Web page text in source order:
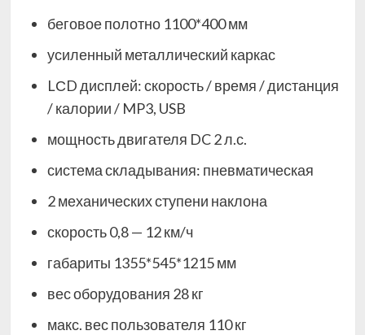
беговое полотно 1100*400 мм
усиленный металлический каркас
LСD дисплей: скорость / время / дистанция
/ калории / MP3, USB
мощность двигателя DC 2 л.с.
система складывания: пневматическая
2 механических ступени наклона
скорость 0,8 — 12 км/ч
габариты 1355*545*1215 мм
вес оборудования 28 кг
макс. вес пользователя 110 кг